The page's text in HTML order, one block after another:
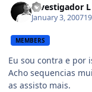
Investigador L
January 3, 2007
MEMBERS
Eu sou contra e por
Acho sequencias
as assisto mais.